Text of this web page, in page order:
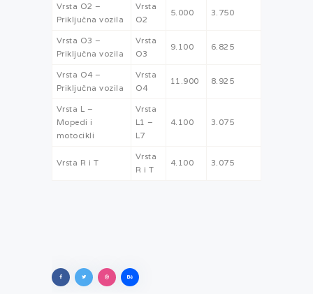
Vrsta O2 –
Priključna vozila
Vrsta
O2
5.000 3.750
Vrsta O3 –
Priključna vozila
Vrsta
O3
9.100 6.825
Vrsta O4 –
Priključna vozila
Vrsta
O4
11.900 8.925
Vrsta L –
Mopedi i
motocikli
Vrsta
L1 –
L7
4.100 3.075
Vrsta R i T
Vrsta
R i T
4.100 3.075